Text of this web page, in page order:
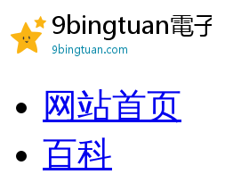
网站首页
百科